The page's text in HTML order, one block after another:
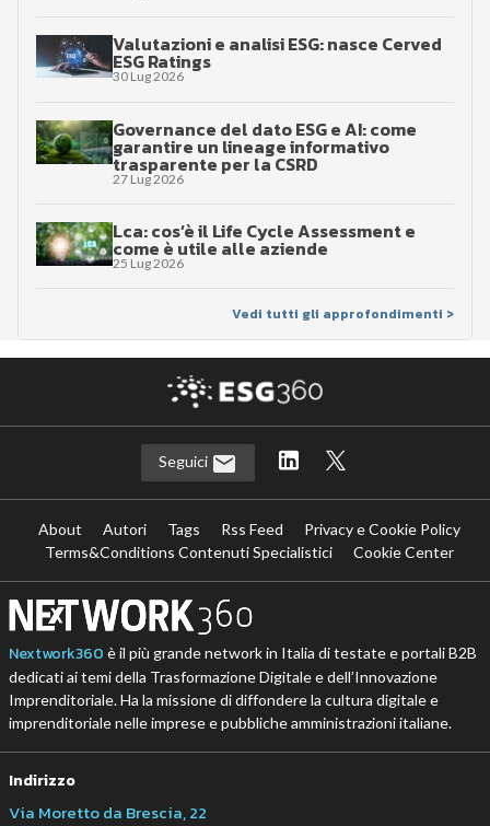
Valutazioni e analisi ESG: nasce Cerved
ESG Ratings
30 Lug 2026
Governance del dato ESG e AI: come
garantire un lineage informativo
trasparente per la CSRD
27 Lug 2026
Lca: cos’è il Life Cycle Assessment e
come è utile alle aziende
25 Lug 2026
Vedi tutti gli approfondimenti >
Seguici
About Autori Tags Rss Feed
Privacy e Cookie Policy
Terms&Conditions Contenuti Specialistici
Cookie Center
Nextwork360 è il più grande network in Italia di testate e portali B2B
dedicati ai temi della Trasformazione Digitale e dell’Innovazione
Imprenditoriale. Ha la missione di diffondere la cultura digitale e
imprenditoriale nelle imprese e pubbliche amministrazioni italiane.
Indirizzo
Via Moretto da Brescia, 22